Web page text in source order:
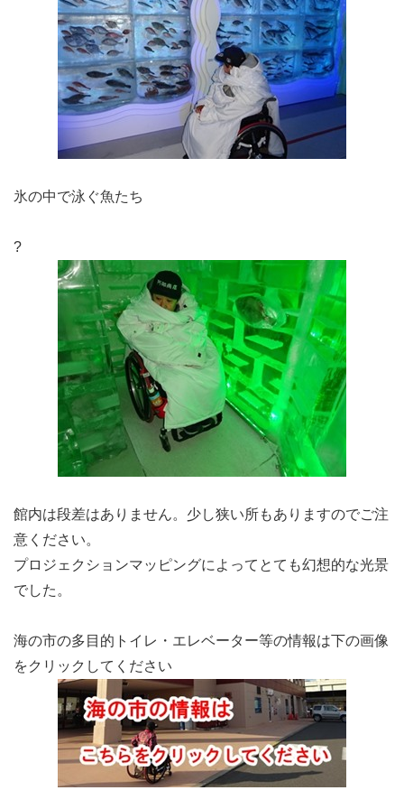
氷の中で泳ぐ魚たち
?
館内は段差はありません。少し狭い所もありますのでご注
意ください。
プロジェクションマッピングによってとても幻想的な光景
でした。
海の市の多目的トイレ・エレベーター等の情報は下の画像
をクリックしてください